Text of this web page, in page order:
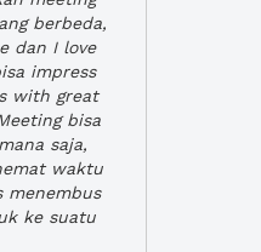
berbeda,
dan I love
impress
with great
bisa
saja,
waktu
menembus
ke suatu